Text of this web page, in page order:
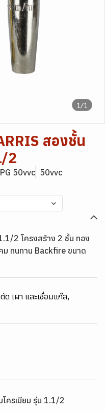
1/1
สองชั้น
2
50vvc 50vvc
2 โครงสร้าง 2 ชั้น ทอง
ม ทนทาน Backfire ขนาด
ด เผา และเชื่อมแก๊ส,
ครเมียม รุ่น 1.1/2